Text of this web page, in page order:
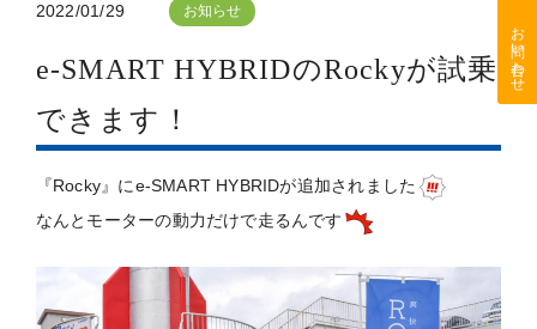
2022/01/29 お知らせ
e-SMART HYBRIDのRockyが試乗
できます！
『Rocky』にe-SMART HYBRIDが追加されました
なんとモーターの動力だけで走るんです
お問い合わせ